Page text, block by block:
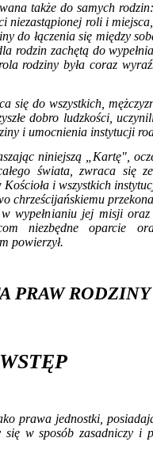
także do sa­mych
niezastąpionej roli i
do łączenia się między
rodzin zachętą do
rodziny była coraz
się do wszystkich,
dobro ludzkości,
i umocnienia instytucji
niniejszą „Kartę",
świata, zwraca się
Kościoła i wszystkich
chrze­ścijańskiemu
wypełnianiu jej misji
niezbędne oparcie
po­wierzył.
PRAW RODZINY
WSTĘP
prawa jednostki,
się w sposób zasadniczy i